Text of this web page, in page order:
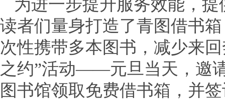
为进一步提升服务效能，
读者们量身打造了青图借书
次性携带多本图书，减少来
之约”活动——元旦当天，邀
图书馆领取免费借书箱，并